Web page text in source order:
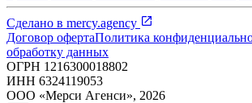
Сделано в mercy.agency
Договор офертаПолитика
обработку данных
ОГРН 1216300018802
ИНН 6324119053
ООО «Мерси Агенси», 2026